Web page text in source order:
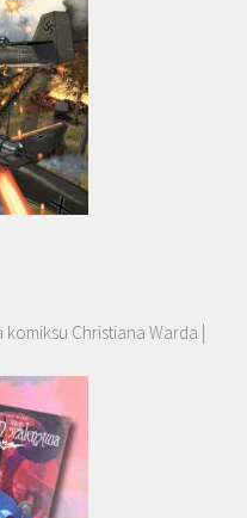
Christiana Warda |